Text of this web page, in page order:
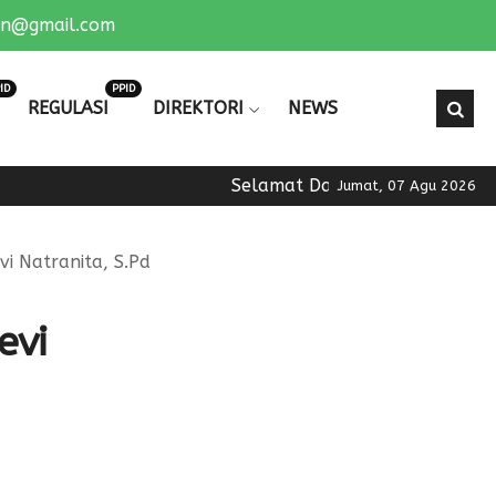
REGULASI
PPID
DIREKTORI NEWS
Jumat, 07 Agu 2026
Selamat Datang di Official
Natranita, S.Pd